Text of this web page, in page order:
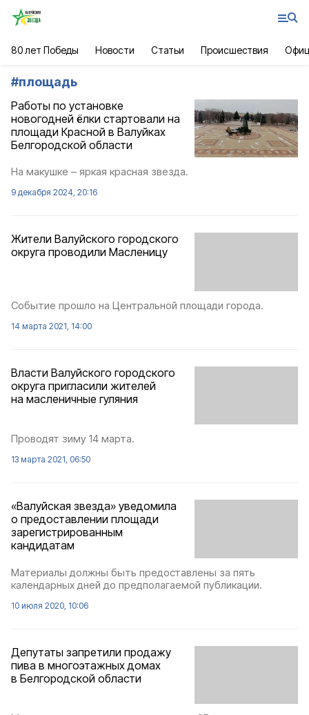
80 лет Победы Новости Статьи Происшествия
#площадь
Работы по установке
новогодней ёлки стартовали на
площади Красной в Валуйках
Белгородской области
На макушке – яркая красная звезда.
9 декабря 2024, 20:16
Жители Валуйского городского
округа проводили Масленицу
Событие прошло на Центральной площади города.
14 марта 2021, 14:00
Власти Валуйского городского
округа пригласили жителей
на масленичные гуляния
Проводят зиму 14 марта.
13 марта 2021, 06:50
«Валуйская звезда» уведомила
о предоставлении площади
зарегистрированным
кандидатам
Материалы должны быть предоставлены за пять
календарных дней до предполагаемой публикации.
10 июля 2020, 10:06
Депутаты запретили продажу
пива в многоэтажных домах
в Белгородской области